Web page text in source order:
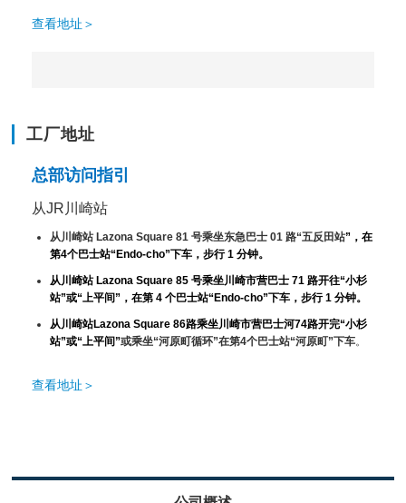
查看地址＞
工厂地址
总部访问指引
从JR川崎站
从川崎站 Lazona Square 81 号乘坐东急巴士 01 路“五反田站”， 在
第4个巴士站“Endo-cho”下车，步行 1 分钟。
从川崎站 Lazona Square 85 号乘坐川崎市营巴士 71 路开往“小杉
站”或“上平间”， 在第4 个巴士站“Endo-cho”下车，步行 1 分钟。
从川崎站Lazona Square 86路乘坐川崎市营巴士河74路开完“小杉
站”或“上平间”或乘坐“河原町循环”在第4个巴士站“河原町”下车。
查看地址＞